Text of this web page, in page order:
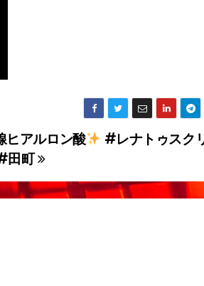
ヒアルロン酸
#レナトゥスク
田町